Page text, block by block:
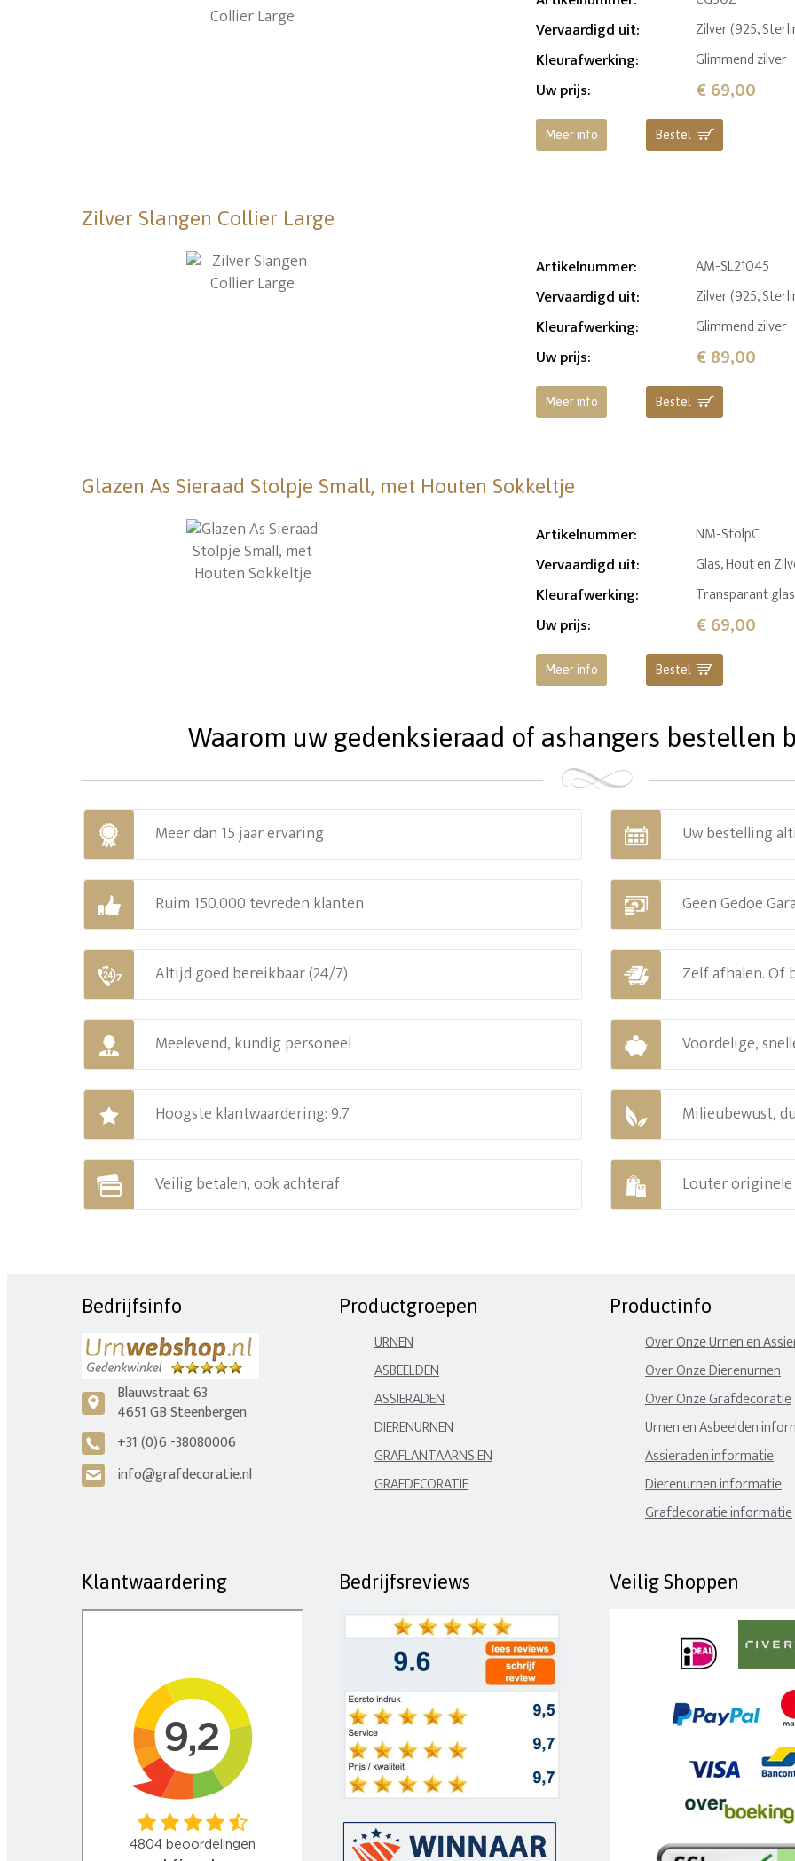
Vervaardigd uit: Zilver (925,
Kleurafwerking: Glimmend zilver
Uw prijs: € 69,00
Meer info Bestel
Zilver Slangen Collier Large
Artikelnummer: AM-SL21045
Vervaardigd uit: Zilver (925,
Kleurafwerking: Glimmend zilver
Uw prijs: € 89,00
Meer info Bestel
Glazen As Sieraad Stolpje Small, met Houten Sokkeltje
Artikelnummer: NM-StolpC
Vervaardigd uit: Glas, Hout en
Kleurafwerking: Transparant
Uw prijs: € 69,00
Meer info Bestel
Waarom uw gedenksieraad of ashangers bestellen
Meer dan 15 jaar ervaring Uw bestelling
Ruim 150.000 tevreden klanten Geen Gedoe
Altijd goed bereikbaar (24/7) Zelf afhalen.
Meelevend, kundig personeel Voordelige,
Hoogste klantwaardering: 9.7 Milieubewust,
Veilig betalen, ook achteraf Louter
Bedrijfsinfo
c
Blauwstraat 63
4651 GB Steenbergen
A +31 (0)6 -38080006
H info@grafdecoratie.nl
Productgroepen
URNEN
ASBEELDEN
ASSIERADEN
DIERENURNEN
GRAFLANTAARNS EN
GRAFDECORATIE
Productinfo
Over Onze Urnen en
Over Onze Dierenurnen
Over Onze Grafdecoratie
Urnen en Asbeelden
Assieraden informatie
Dierenurnen informatie
Grafdecoratie informatie
Klantwaardering Bedrijfsreviews Veilig Shoppen